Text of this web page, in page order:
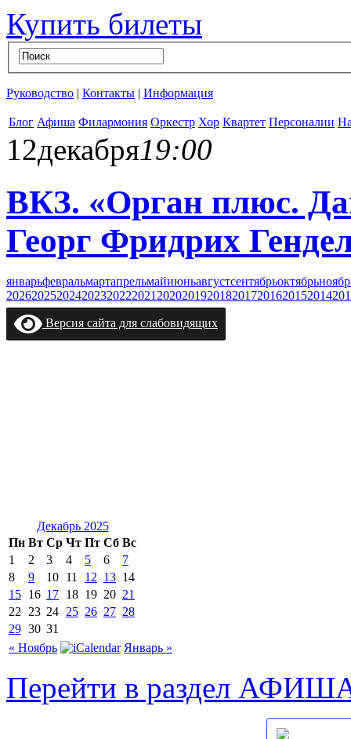
Купить билеты
Руководство | Контакты | Информация
Блог Афиша Филармония Оркестр Хор Квартет Персоналии
12декабря19:00
ВКЗ. «Орган плюс.
Георг Фридрих
январьфевральмартапрельмайиюньавгустсентябрьоктябрь
2026202520242023202220212020201920182017201620152014
Версия сайта для слабовидящих
Декабрь 2025
Пн Вт Ср Чт Пт Сб Вс
1
2 3 4 5 6
7
8
9 10 11 12 13 14
15 16 17 18 19 20 21
22 23 24 25 26 27 28
29 30 31
« Ноябрь
Январь »
Перейти в раздел